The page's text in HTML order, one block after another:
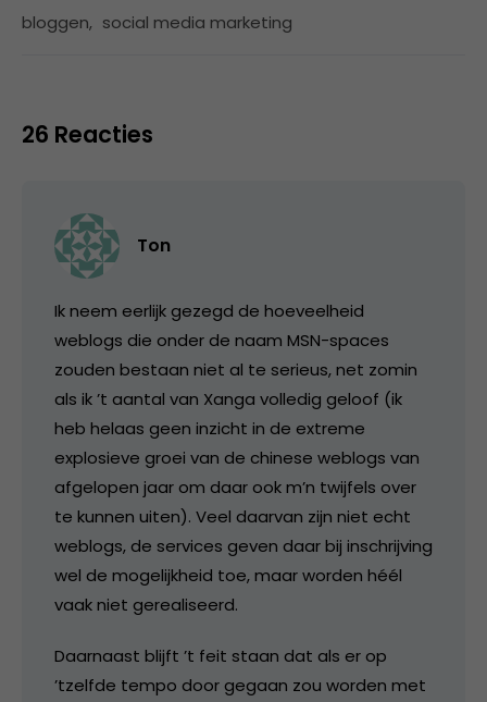
bloggen, social media marketing
26 Reacties
Ton
Ik neem eerlijk gezegd de hoeveelheid
weblogs die onder de naam MSN-spaces
zouden bestaan niet al te serieus, net zomin
als ik ’t aantal van Xanga volledig geloof (ik
heb helaas geen inzicht in de extreme
explosieve groei van de chinese weblogs van
afgelopen jaar om daar ook m’n twijfels over
te kunnen uiten). Veel daarvan zijn niet echt
weblogs, de services geven daar bij inschrijving
wel de mogelijkheid toe, maar worden héél
vaak niet gerealiseerd.
Daarnaast blijft ’t feit staan dat als er op
’tzelfde tempo door gegaan zou worden met